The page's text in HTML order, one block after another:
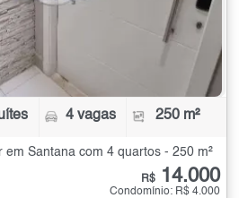
4 vagas 250 m²
em Santana com 4 quartos - 250 m²
R$ 14.000
Condomínio: R$ 4.000